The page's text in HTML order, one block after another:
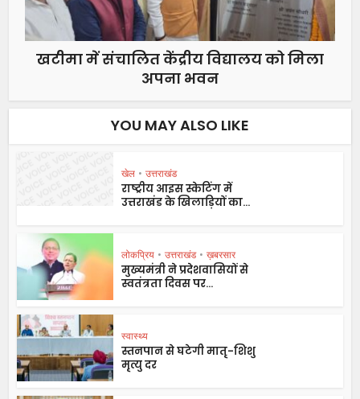
खटीमा में संचालित केंद्रीय विद्यालय को मिला
अपना भवन
YOU MAY ALSO LIKE
खेल • उत्तराखंड
राष्ट्रीय आइस स्केटिंग में
उत्तराखंड के खिलाड़ियों का...
लोकप्रिय • उत्तराखंड • ख़बरसार
मुख्यमंत्री ने प्रदेशवासियों से
स्वतंत्रता दिवस पर...
स्वास्थ्य
स्तनपान से घटेगी मातृ-शिशु
मृत्यु दर